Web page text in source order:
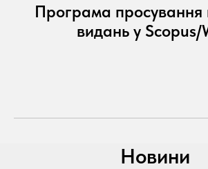
Програма просування
видань у Scopus/
Новини